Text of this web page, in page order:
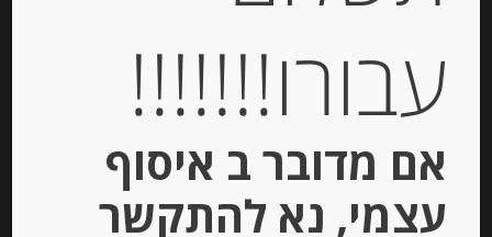
הוספה לסל
Out of
Stock
עבורו!!!!!!!
אם מדובר ב איסוף
עצמי, נא להתקשר